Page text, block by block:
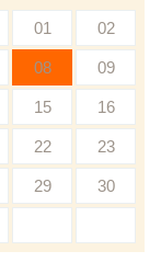
01 02
08 09
15 16
22 23
29 30